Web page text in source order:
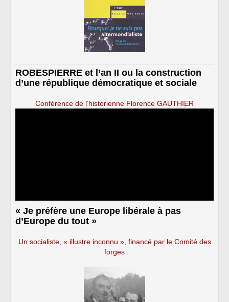
ROBESPIERRE et l’an II ou la construction
d’une république démocratique et sociale
Conférence de l’historienne Florence GAUTHIER
« Je préfère une Europe libérale à pas
d’Europe du tout »
Un socialiste, « illustre inconnu », financé par le Comité des
forges